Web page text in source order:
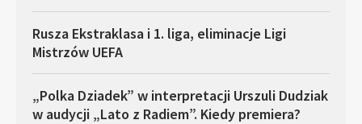
Rusza Ekstraklasa i 1. liga, eliminacje Ligi
Mistrzów UEFA
„Polka Dziadek” w interpretacji Urszuli Dudziak
w audycji „Lato z Radiem”. Kiedy premiera?